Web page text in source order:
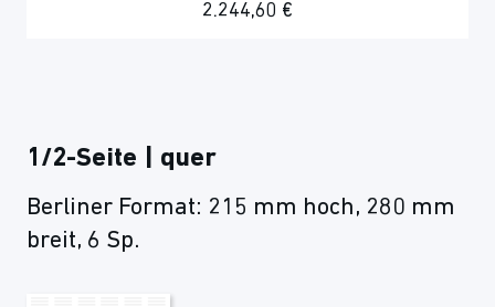
2.244,60 €
1/2-Seite | quer
Berliner Format: 215 mm hoch, 280 mm
breit, 6 Sp.